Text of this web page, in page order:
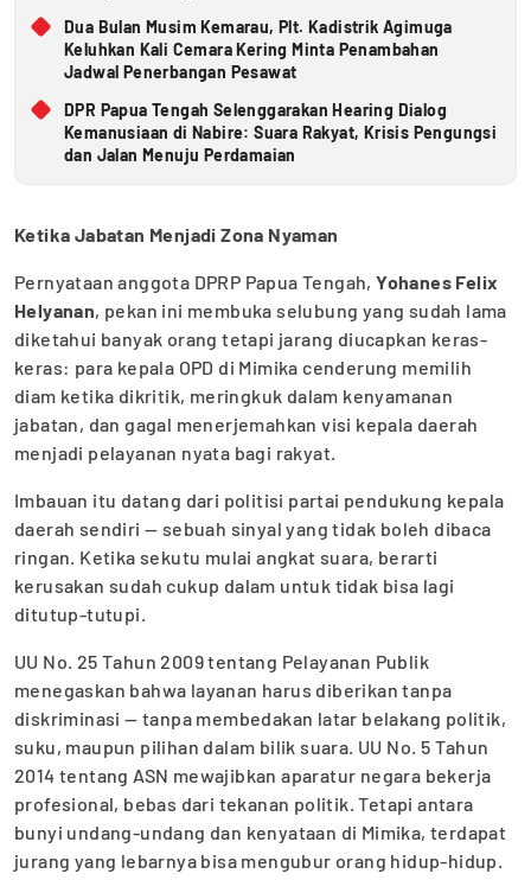
Dua Bulan Musim Kemarau, Plt. Kadistrik Agimuga
Keluhkan Kali Cemara Kering Minta Penambahan
Jadwal Penerbangan Pesawat
DPR Papua Tengah Selenggarakan Hearing Dialog
Kemanusiaan di Nabire: Suara Rakyat, Krisis Pengungsi
dan Jalan Menuju Perdamaian
Ketika Jabatan Menjadi Zona Nyaman
Pernyataan anggota DPRP Papua Tengah,Yohanes Felix
Helyanan, pekan ini membuka selubung yang sudah lama
diketahui banyak orang tetapi jarang diucapkan keras-
keras: para kepala OPD di Mimika cenderung memilih
diam ketika dikritik, meringkuk dalam kenyamanan
jabatan, dan gagal menerjemahkan visi kepala daerah
menjadi pelayanan nyata bagi rakyat.
Imbauan itu datang dari politisi partai pendukung kepala
daerah sendiri — sebuah sinyal yang tidak boleh dibaca
ringan. Ketika sekutu mulai angkat suara, berarti
kerusakan sudah cukup dalam untuk tidak bisa lagi
ditutup-tutupi.
UU No. 25 Tahun 2009 tentang Pelayanan Publik
menegaskan bahwa layanan harus diberikan tanpa
diskriminasi — tanpa membedakan latar belakang politik,
suku, maupun pilihan dalam bilik suara. UU No. 5 Tahun
2014 tentang ASN mewajibkan aparatur negara bekerja
profesional, bebas dari tekanan politik. Tetapi antara
bunyi undang-undang dan kenyataan di Mimika, terdapat
jurang yang lebarnya bisa mengubur orang hidup-hidup.